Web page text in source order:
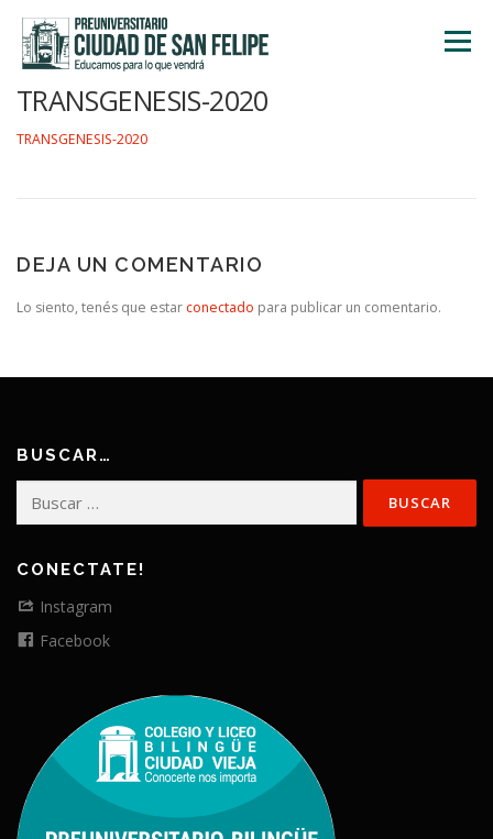
contenido
Menú
TRANSGENESIS-2020
TRANSGENESIS-2020
DEJA UN COMENTARIO
Lo siento, tenés que estar conectado para publicar un comentario.
BUSCAR…
CONECTATE!
Instagram
Facebook